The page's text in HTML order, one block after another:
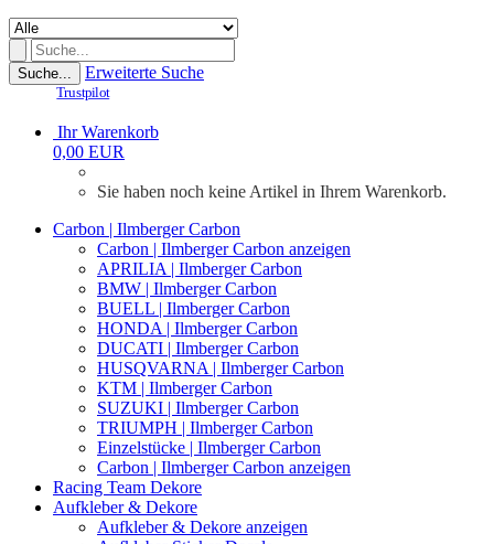
Suche... Erweiterte Suche
Trustpilot
Ihr Warenkorb
0,00 EUR
Sie haben noch keine Artikel in Ihrem Warenkorb.
Carbon | Ilmberger Carbon
Carbon | Ilmberger Carbon anzeigen
APRILIA | Ilmberger Carbon
BMW | Ilmberger Carbon
BUELL | Ilmberger Carbon
HONDA | Ilmberger Carbon
DUCATI | Ilmberger Carbon
HUSQVARNA | Ilmberger Carbon
KTM | Ilmberger Carbon
SUZUKI | Ilmberger Carbon
TRIUMPH | Ilmberger Carbon
Einzelstücke | Ilmberger Carbon
Carbon | Ilmberger Carbon anzeigen
Racing Team Dekore
Aufkleber & Dekore
Aufkleber & Dekore anzeigen